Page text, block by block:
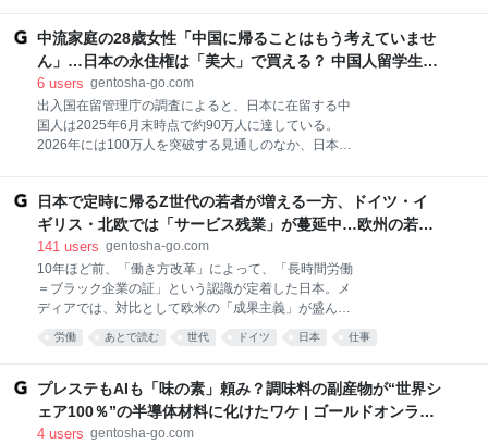
されることで生じている深刻な不利益も見過ごせな
い。本記事では、ジェイ・L・ザゴースキー氏の著書
『ザ・パワー・オブ・キャッシュ デジタル経済にこ
そ跳ね上がる現金の価値』（プレジデント社）より、
キャッシュレス化の陰で見落とされてきた「現金の価
値」とその必要性について紐解く。 ゴールドオンライ
事件編】 宅森昭吉（著）＋ゴールドオンライン（編
集） データで読み解く「日本経済」のリアル【季節＆
気象・マインド・おもしろジンクス編】 宅森昭吉
（著）＋ゴールドオンライ
中流家庭の28歳女性「中国に帰ることはもう考えていませ
ん」…日本の永住権は「美大」で買える？ 中国人留学生が
殺到する“ガバガバな認定ハードル”の衝撃 | ゴールドオン
ライン
6 users gentosha-go.com
出入国在留管理庁の調査によると、日本に在留する中
国人は2025年6月末時点で約90万人に達している。
2026年には100万人を突破する見通しのなか、日本で
府が実施した永住権取得までの大幅な要件緩和がある
という――。日本経済新聞取材班『ニッポン華僑100
万人時代 新中国勢力の台頭で激変する社会』
（KADOKAWA）より、「日本の永住権」を取り巻く
現状を、複数のデータや証言とともに紐解く。※登場
する取材協力者の肩書や年齢は取材当時のものです。
売中！ データで読み解く「日本経済」のリアル【エン
オンライン（編集） データで読み解く「日本経済」の
リアル【季節＆気象・マインド・おもしろジンクス
編】 宅
日本で定時に帰るZ世代の若者が増える一方、ドイツ・イ
ギリス・北欧では「サービス残業」が蔓延中…欧州の若者
が“タダ働き”を選ぶ切実な理由 | ゴールドオンライン
141 users gentosha-go.com
10年ほど前、「働き方改革」によって、「長時間労働
＝ブラック企業の証」という認識が定着した日本。メ
ディアでは、対比として欧米の「成果主義」が盛んに
取り上げられ、「日本も長時間労働をやめ、欧米に倣
うべきだ」と報じられます。ところが、多くのメディ
離があるようで……。木村琢磨氏の著書『社内政治の
科学』（日経BP）より、日本における長時間労働のと
らえかたの変化と海外の「熱意アピール」の現状につ
労働 あとで読む 世代 ドイツ 日本 仕事
プレステもAIも「味の素」頼み？調味料の副産物が“世界シ
ェア100％”の半導体材料に化けたワケ | ゴールドオンライ
ン
4 users gentosha-go.com